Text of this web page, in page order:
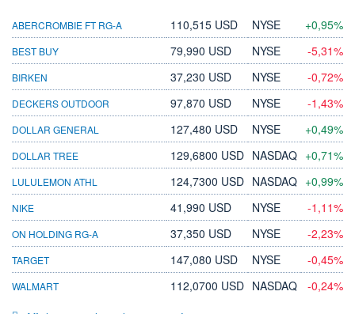
ABERCROMBIE FT RG-A 110,515 USD NYSE +0,95%
BEST BUY 79,990 USD NYSE -5,31%
BIRKEN 37,230 USD NYSE -0,72%
DECKERS OUTDOOR 97,870 USD NYSE -1,43%
DOLLAR GENERAL 127,480 USD NYSE +0,49%
DOLLAR TREE 129,6800 USD NASDAQ +0,71%
LULULEMON ATHL 124,7300 USD NASDAQ +0,99%
NIKE 41,990 USD NYSE -1,11%
ON HOLDING RG-A 37,350 USD NYSE -2,23%
TARGET 147,080 USD NYSE -0,45%
WALMART 112,0700 USD NASDAQ -0,24%